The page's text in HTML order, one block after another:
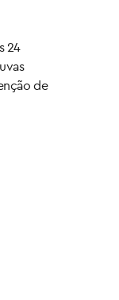
24
de